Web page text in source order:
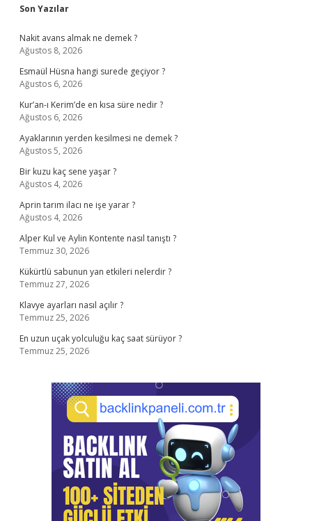
Sidebar
Son Yazılar
Nakit avans almak ne demek ?
Ağustos 8, 2026
Esmaül Hüsna hangi surede geçiyor ?
Ağustos 6, 2026
Kur’an-ı Kerim’de en kısa süre nedir ?
Ağustos 6, 2026
Ayaklarının yerden kesilmesi ne demek ?
Ağustos 5, 2026
Bir kuzu kaç sene yaşar ?
Ağustos 4, 2026
Aprin tarım ilacı ne işe yarar ?
Ağustos 4, 2026
Alper Kul ve Aylin Kontente nasıl tanıştı ?
Temmuz 30, 2026
Kükürtlü sabunun yan etkileri nelerdir ?
Temmuz 27, 2026
Klavye ayarları nasıl açılır ?
Temmuz 25, 2026
En uzun uçak yolculuğu kaç saat sürüyor ?
Temmuz 25, 2026